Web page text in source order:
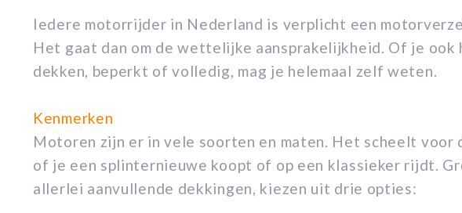
Iedere motorrijder in Nederland is verplicht een
Het gaat dan om de wettelijke aansprakelijkheid. Of je ook
dekken, beperkt of volledig, mag je helemaal zelf weten.
Kenmerken
Motoren zijn er in vele soorten en maten. Het scheelt voor
of je een splinternieuwe koopt of op een klassieker rijdt.
allerlei aanvullende dekkingen, kiezen uit drie opties: